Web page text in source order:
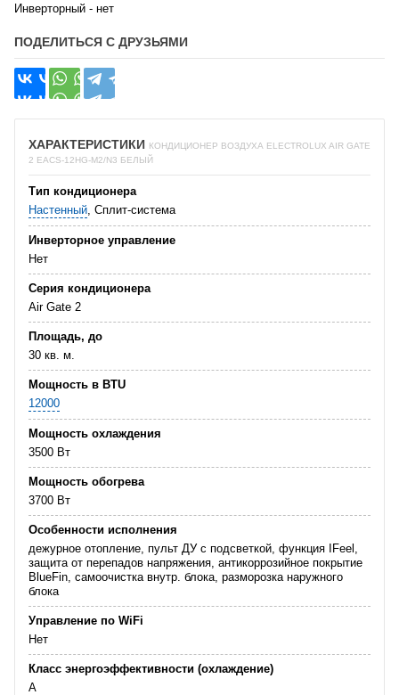
Инверторный - нет
ПОДЕЛИТЬСЯ С ДРУЗЬЯМИ
ХАРАКТЕРИСТИКИ КОНДИЦИОНЕР ВОЗДУХА ELECTROLUX AIR GATE
2 EACS-12HG-M2/N3 БЕЛЫЙ
Тип кондиционера
Настенный, Сплит-система
Инверторное управление
Нет
Серия кондиционера
Air Gate 2
Площадь, до
30 кв. м.
Мощность в BTU
12000
Мощность охлаждения
3500 Вт
Мощность обогрева
3700 Вт
Особенности исполнения
дежурное отопление, пульт ДУ с подсветкой, функция IFeel,
защита от перепадов напряжения, антикоррозийное покрытие
BlueFin, самоочистка внутр. блока, разморозка наружного
блока
Управление по WiFi
Нет
Класс энергоэффективности (охлаждение)
А